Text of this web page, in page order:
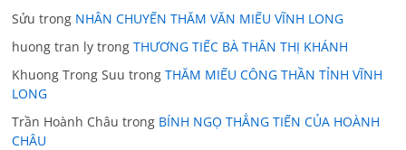
Sửu trong NHÂN CHUYẾN THĂM VĂN MIẾU VĨNH LONG
huong tran ly trongTHƯƠNG TIẾC BÀ THÂN THỊ KHÁNH
Khuong Trong Suu trongTHĂM MIẾU CÔNG THẦN TỈNH VĨNH
LONG
Trần Hoành Châu trong BÍNH NGỌ THẲNG TIẾN CỦA HOÀNH
CHÂU